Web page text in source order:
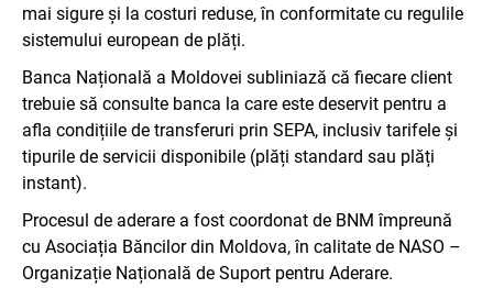
mai sigure și la costuri reduse, în conformitate cu regulile
sistemului european de plăți.
Banca Națională a Moldovei subliniază că fiecare client
trebuie să consulte banca la care este deservit pentru a
afla condițiile de transferuri prin SEPA, inclusiv tarifele și
tipurile de servicii disponibile (plăți standard sau plăți
instant).
Procesul de aderare a fost coordonat de BNM împreună
cu Asociația Băncilor din Moldova, în calitate de NASO –
Organizație Națională de Suport pentru Aderare.